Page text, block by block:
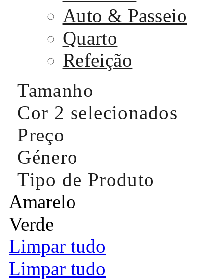
Auto & Passeio
Quarto
Refeição
Tamanho
Cor 2 selecionados
Preço
Género
Tipo de Produto
Amarelo
Verde
Limpar tudo
Limpar tudo